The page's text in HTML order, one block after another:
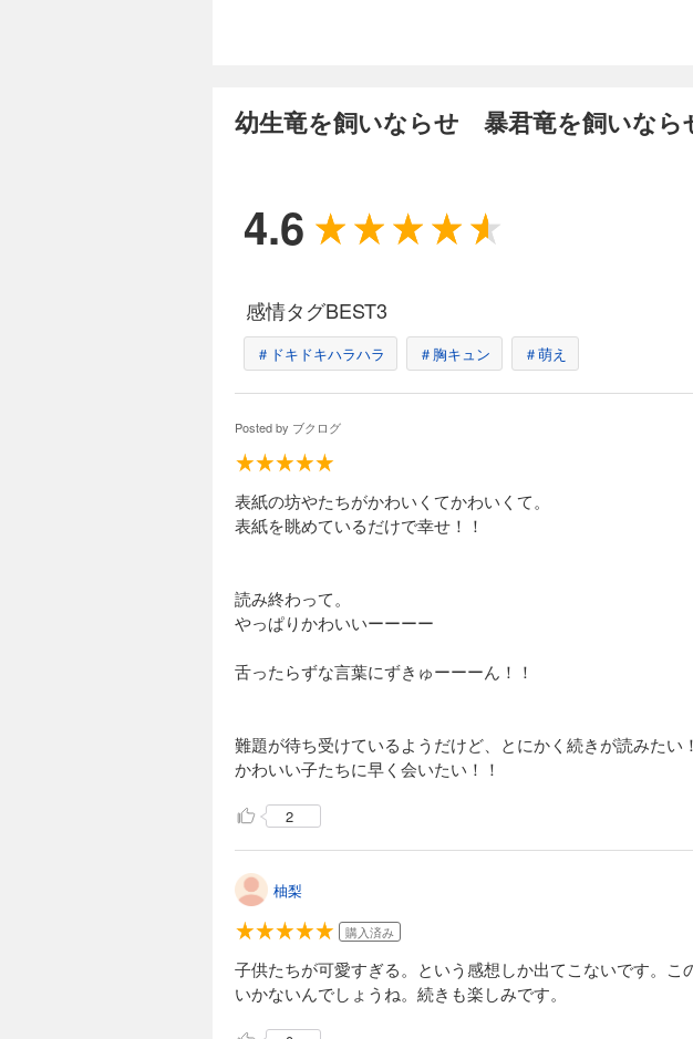
幼生竜を飼いならせ 暴君竜を飼いなら
4.6
感情タグBEST3
＃ドキドキハラハラ ＃胸キュン ＃萌え
Posted by ブクログ
表紙の坊やたちがかわいくてかわいくて。
表紙を眺めているだけで幸せ！！
読み終わって。
やっぱりかわいいーーーー
舌ったらずな言葉にずきゅーーーん！！
難題が待ち受けているようだけど、とにかく続きが読みたい！
かわいい子たちに早く会いたい！！
2
柚梨
購入済み
子供たちが可愛すぎる。という感想しか出てこないです。
いかないんでしょうね。続きも楽しみです。